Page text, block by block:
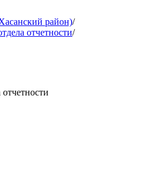
район)/
отчетности/